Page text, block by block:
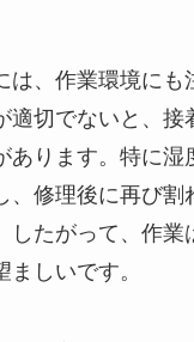
は、作業環境にも
適切でないと、接
あります。特に湿
、修理後に再び割
したがって、作業
しいです。